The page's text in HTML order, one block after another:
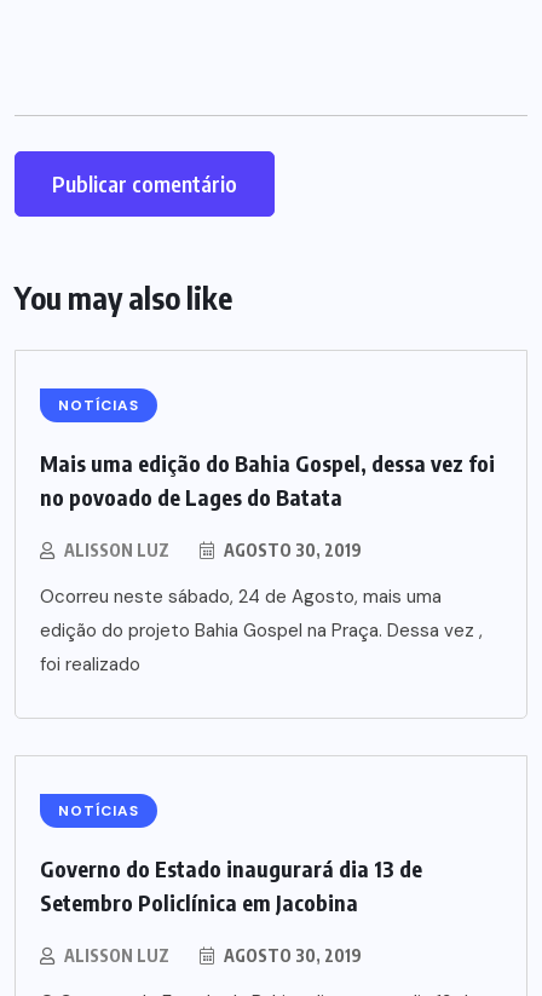
You may also like
NOTÍCIAS
Mais uma edição do Bahia Gospel, dessa vez foi
no povoado de Lages do Batata
ALISSON LUZ AGOSTO 30, 2019
Ocorreu neste sábado, 24 de Agosto, mais uma
edição do projeto Bahia Gospel na Praça. Dessa vez ,
foi realizado
NOTÍCIAS
Governo do Estado inaugurará dia 13 de
Setembro Policlínica em Jacobina
ALISSON LUZ AGOSTO 30, 2019